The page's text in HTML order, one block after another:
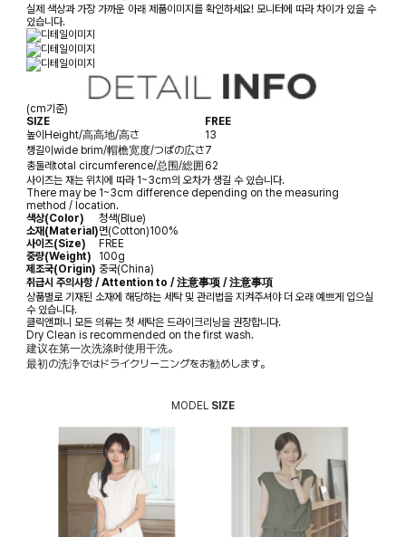
실제 색상과 가장 가까운 아래 제품이미지를 확인하세요! 모니터에 따라 차이가 있을 수
있습니다.
(cm기준)
SIZE
FREE
높이Height/高高地/高さ
13
챙길이wide brim/帽檐宽度/つばの広さ7
총둘레total circumference/总围/総囲 62
사이즈는 재는 위치에 따라 1~3cm의 오차가 생길 수 있습니다.
There may be 1~3cm difference depending on the measuring
method / location.
색상(Color)
청색(Blue)
소재(Material)면(Cotton)100%
사이즈(Size)
FREE
중량(Weight)
100g
제조국(Origin) 중국(China)
취급시 주의사항 / Attention to / 注意事项 / 注意事項
상품별로 기재된 소재에 해당하는 세탁 및 관리법을 지켜주셔야 더 오래 예쁘게 입으실
수 있습니다.
클릭앤퍼니 모든 의류는 첫 세탁은 드라이크리닝을 권장합니다.
Dry Clean is recommended on the first wash.
建议在第一次洗涤时使用干洗。
最初の洗浄ではドライクリーニングをお勧めします。
MODEL SIZE